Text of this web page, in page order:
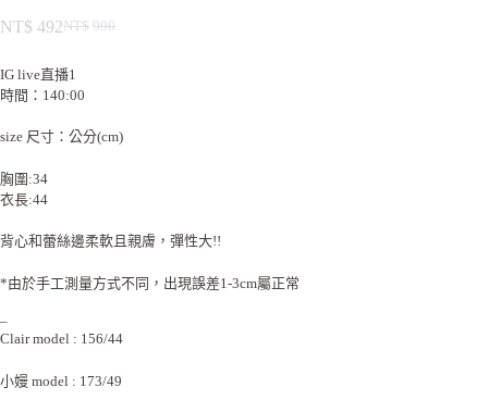
NT$ 990
NT$ 492
IG live直播1
時間：140:00
size 尺寸：公分(cm)
胸圍:34
衣長:44
背心和蕾絲邊柔軟且親膚，彈性大!!
*由於手工測量方式不同，出現誤差1-3cm屬正常
–
Clair model : 156/44
小嫚 model : 173/49